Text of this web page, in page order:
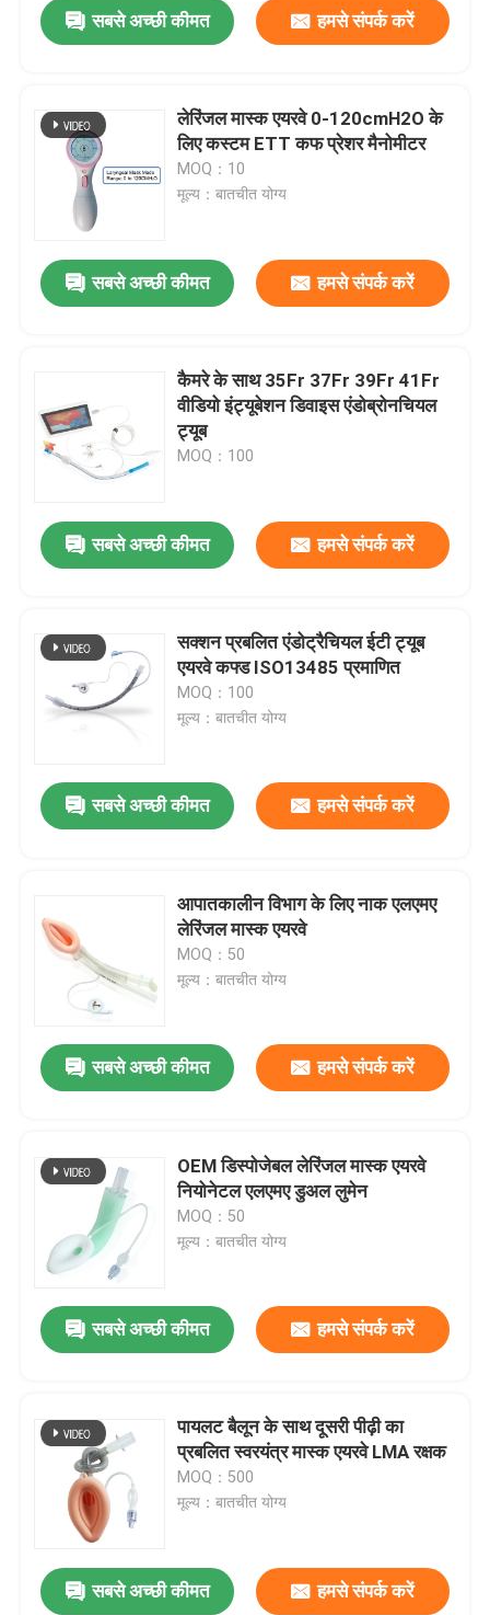
उत्पाद
वीआर दिखाएँ
सबसे अच्छी कीमत हमसे संपर्क करें
लेरिंजल मास्क एयरवे 0-120cmH2O के
लिए कस्टम ETT कफ प्रेशर मैनोमीटर
MOQ：10
मूल्य：बातचीत योग्य
सबसे अच्छी कीमत हमसे संपर्क करें
कैमरे के साथ 35Fr 37Fr 39Fr 41Fr
वीडियो इंट्यूबेशन डिवाइस एंडोब्रोनचियल
ट्यूब
MOQ：100
सबसे अच्छी कीमत हमसे संपर्क करें
सक्शन प्रबलित एंडोट्रैचियल ईटी ट्यूब
एयरवे कफ्ड ISO13485 प्रमाणित
MOQ：100
मूल्य：बातचीत योग्य
सबसे अच्छी कीमत हमसे संपर्क करें
आपातकालीन विभाग के लिए नाक एलएमए
लेरिंजल मास्क एयरवे
MOQ：50
मूल्य：बातचीत योग्य
सबसे अच्छी कीमत हमसे संपर्क करें
OEM डिस्पोजेबल लेरिंजल मास्क एयरवे
नियोनेटल एलएमए डुअल लुमेन
MOQ：50
मूल्य：बातचीत योग्य
सबसे अच्छी कीमत हमसे संपर्क करें
पायलट बैलून के साथ दूसरी पीढ़ी का
प्रबलित स्वरयंत्र मास्क एयरवे LMA रक्षक
MOQ：500
मूल्य：बातचीत योग्य
सबसे अच्छी कीमत हमसे संपर्क करें